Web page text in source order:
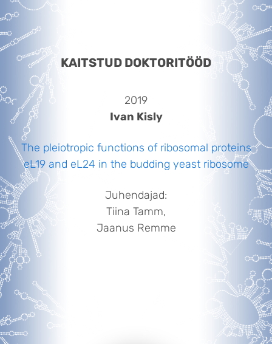
KAITSTUD DOKTORITÖÖD
2019
Ivan Kisly
The pleiotropic functions of ribosomal proteins
eL19 and eL24 in the budding yeast ribosome
Juhendajad:
Tiina Tamm,
Jaanus Remme